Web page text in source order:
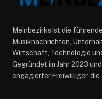
Meinbezirks ist die
Musiknachrichten,
Wirtschaft, Technologie
Gegründet im Jahr 2023
engagierter Freiwilliger, die